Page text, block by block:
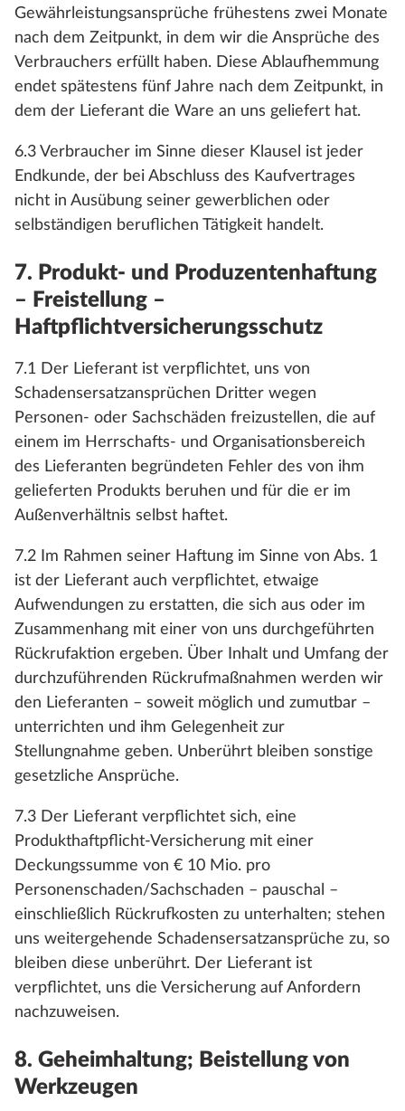
Gewährleistungsansprüche frühestens zwei Monate
nach dem Zeitpunkt, in dem wir die Ansprüche des
Verbrauchers erfüllt haben. Diese Ablaufhemmung
endet spätestens fünf Jahre nach dem Zeitpunkt, in
dem der Lieferant die Ware an uns geliefert hat.
6.3 Verbraucher im Sinne dieser Klausel ist jeder
Endkunde, der bei Abschluss des Kaufvertrages
nicht in Ausübung seiner gewerblichen oder
selbständigen beruflichen Tätigkeit handelt.
7. Produkt- und Produzentenhaftung
– Freistellung –
Haftpflichtversicherungsschutz
7.1 Der Lieferant ist verpflichtet, uns von
Schadensersatzansprüchen Dritter wegen
Personen- oder Sachschäden freizustellen, die auf
einem im Herrschafts- und Organisationsbereich
des Lieferanten begründeten Fehler des von ihm
gelieferten Produkts beruhen und für die er im
Außenverhältnis selbst haftet.
7.2 Im Rahmen seiner Haftung im Sinne von Abs. 1
ist der Lieferant auch verpflichtet, etwaige
Aufwendungen zu erstatten, die sich aus oder im
Zusammenhang mit einer von uns durchgeführten
Rückrufaktion ergeben. Über Inhalt und Umfang der
durchzuführenden Rückrufmaßnahmen werden wir
den Lieferanten – soweit möglich und zumutbar –
unterrichten und ihm Gelegenheit zur
Stellungnahme geben. Unberührt bleiben sonstige
gesetzliche Ansprüche.
7.3 Der Lieferant verpflichtet sich, eine
Produkthaftpflicht-Versicherung mit einer
Deckungssumme von € 10 Mio. pro
Personenschaden/Sachschaden – pauschal –
einschließlich Rückrufkosten zu unterhalten; stehen
uns weitergehende Schadensersatzansprüche zu, so
bleiben diese unberührt. Der Lieferant ist
verpflichtet, uns die Versicherung auf Anfordern
nachzuweisen.
8. Geheimhaltung; Beistellung von
Werkzeugen